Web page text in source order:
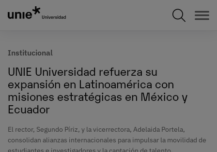
Institucional
UNIE Universidad refuerza su
expansión en Latinoamérica con
misiones estratégicas en México y
Ecuador
El rector, Segundo Píriz, y la vicerrectora, Adelaida Portela,
consolidan alianzas internacionales para impulsar la movilidad de